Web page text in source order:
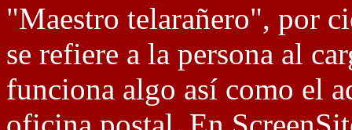
"Maestro telarañero", por
se refiere a la persona al
funciona algo así como el